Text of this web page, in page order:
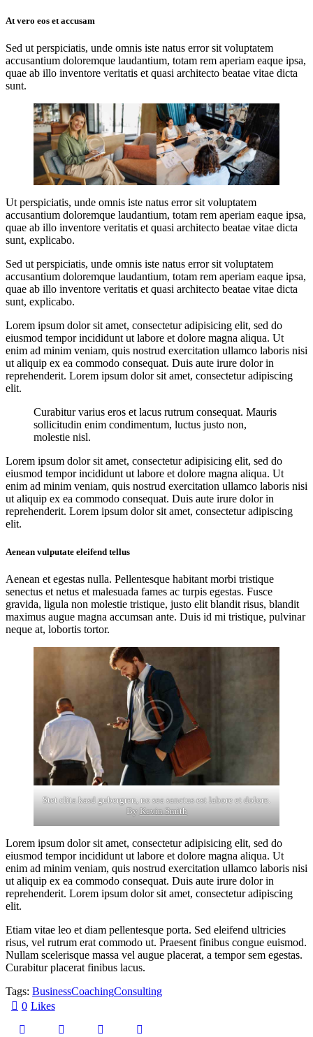
At vero eos et accusam
Sed ut perspiciatis, unde omnis iste natus error sit voluptatem
accusantium doloremque laudantium, totam rem aperiam eaque ipsa,
quae ab illo inventore veritatis et quasi architecto beatae vitae dicta
sunt.
Ut perspiciatis, unde omnis iste natus error sit voluptatem
accusantium doloremque laudantium, totam rem aperiam eaque ipsa,
quae ab illo inventore veritatis et quasi architecto beatae vitae dicta
sunt, explicabo.
Sed ut perspiciatis, unde omnis iste natus error sit voluptatem
accusantium doloremque laudantium, totam rem aperiam eaque ipsa,
quae ab illo inventore veritatis et quasi architecto beatae vitae dicta
sunt, explicabo.
Lorem ipsum dolor sit amet, consectetur adipisicing elit, sed do
eiusmod tempor incididunt ut labore et dolore magna aliqua. Ut
enim ad minim veniam, quis nostrud exercitation ullamco laboris nisi
ut aliquip ex ea commodo consequat. Duis aute irure dolor in
reprehenderit. Lorem ipsum dolor sit amet, consectetur adipiscing
elit.
Curabitur varius eros et lacus rutrum consequat. Mauris
sollicitudin enim condimentum, luctus justo non,
molestie nisl.
Lorem ipsum dolor sit amet, consectetur adipisicing elit, sed do
eiusmod tempor incididunt ut labore et dolore magna aliqua. Ut
enim ad minim veniam, quis nostrud exercitation ullamco laboris nisi
ut aliquip ex ea commodo consequat. Duis aute irure dolor in
reprehenderit. Lorem ipsum dolor sit amet, consectetur adipiscing
elit.
Aenean vulputate eleifend tellus
Aenean et egestas nulla. Pellentesque habitant morbi tristique
senectus et netus et malesuada fames ac turpis egestas. Fusce
gravida, ligula non molestie tristique, justo elit blandit risus, blandit
maximus augue magna accumsan ante. Duis id mi tristique, pulvinar
neque at, lobortis tortor.
Stet clita kasd gubergren, no sea sanctus est labore et dolore.
ByKevin Smith
Lorem ipsum dolor sit amet, consectetur adipisicing elit, sed do
eiusmod tempor incididunt ut labore et dolore magna aliqua. Ut
enim ad minim veniam, quis nostrud exercitation ullamco laboris nisi
ut aliquip ex ea commodo consequat. Duis aute irure dolor in
reprehenderit. Lorem ipsum dolor sit amet, consectetur adipiscing
elit.
Etiam vitae leo et diam pellentesque porta. Sed eleifend ultricies
risus, vel rutrum erat commodo ut. Praesent finibus congue euismod.
Nullam scelerisque massa vel augue placerat, a tempor sem egestas.
Curabitur placerat finibus lacus.
Tags: BusinessCoachingConsulting
0 Likes